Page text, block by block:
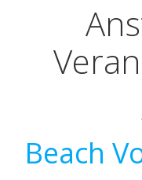
Beach